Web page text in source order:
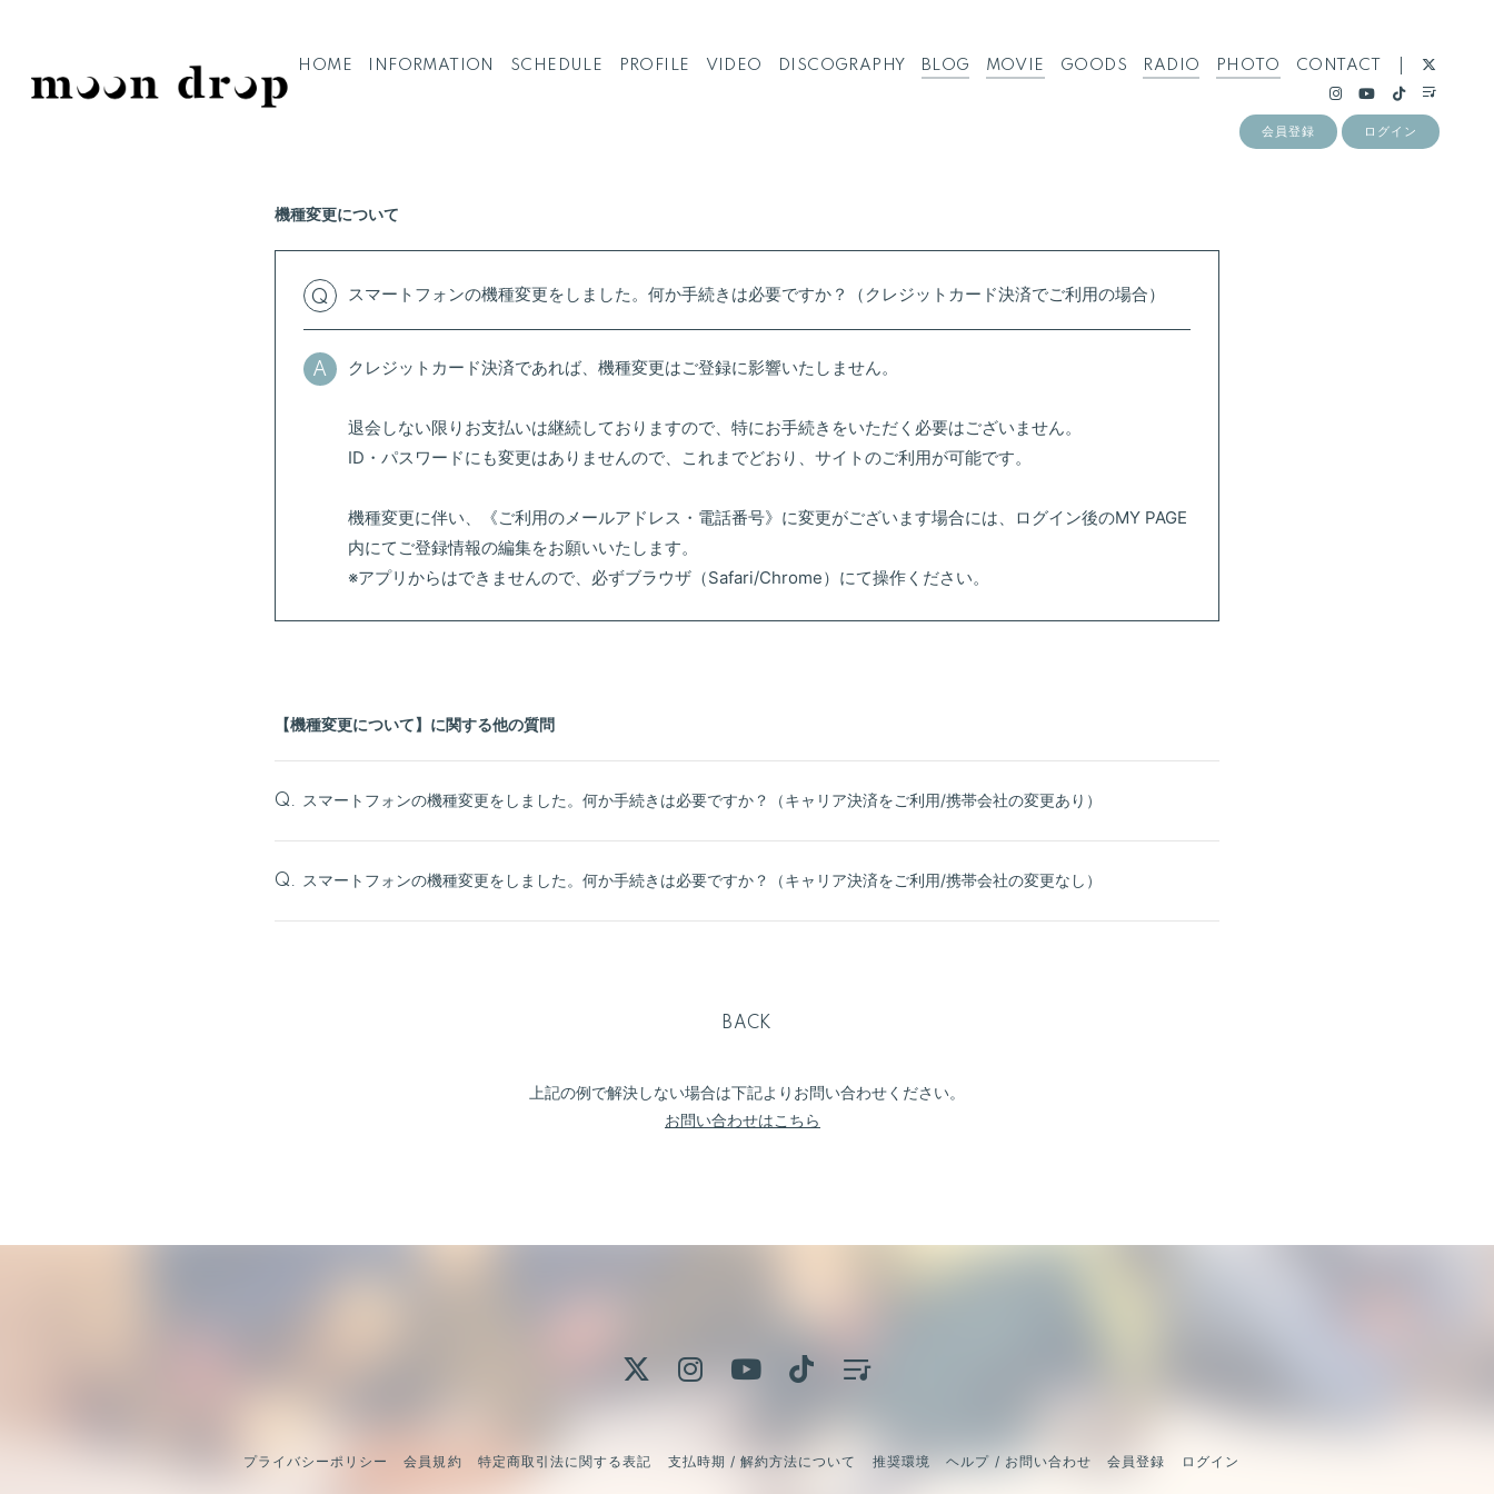
HOME INFORMATION SCHEDULE PROFILE VIDEO DISCOGRAPHY BLOG MOVIE GOODS RADIO PHOTO CONTACT
会員登録 ログイン
機種変更について
Q スマートフォンの機種変更をしました。何か手続きは必要ですか？（クレジットカード決済でご利用の場合）
A クレジットカード決済であれば、機種変更はご登録に影響いたしません。
退会しない限りお支払いは継続しておりますので、特にお手続きをいただく必要はございません。
ID・パスワードにも変更はありませんので、これまでどおり、サイトのご利用が可能です。
機種変更に伴い、《ご利用のメールアドレス・電話番号》に変更がございます場合には、
ログイン後のMY PAGE
内にてご登録情報の編集をお願いいたします。
※アプリからはできませんので、必ずブラウザ（Safari/Chrome）にて操作ください。
【機種変更について】に関する他の質問
Q. スマートフォンの機種変更をしました。何か手続きは必要ですか？（キャリア決済をご利用/携帯会社の変更あり）
Q. スマートフォンの機種変更をしました。何か手続きは必要ですか？（キャリア決済をご利用/携帯会社の変更なし）
BACK
上記の例で解決しない場合は下記よりお問い合わせください。
お問い合わせはこちら
プライバシーポリシー 会員規約 特定商取引法に関する表記 支払時期 / 解約方法について 推奨環境 ヘルプ / お問い合わせ 会員登録 ログイン